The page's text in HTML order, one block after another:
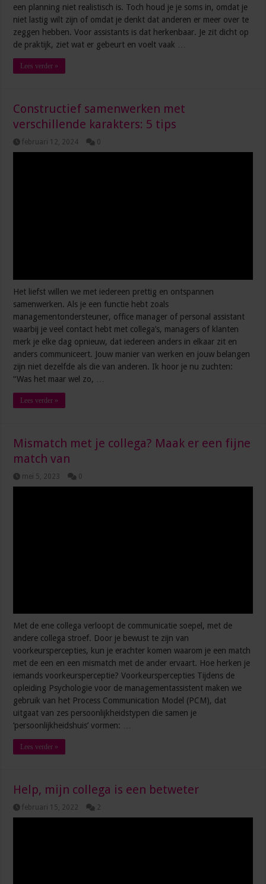
een planning niet realistisch is. Toch houd je je soms in, omdat je
niet lastig wilt zijn of omdat je denkt dat anderen er meer over te
zeggen hebben. Voor assistants is dat herkenbaar. Je zit dicht op
de praktijk, ziet wat er gebeurt en voelt vaak …
Lees verder »
Constructief samenwerken met
verschillende karakters: 5 tips
februari 12, 2024 0
Het liefst willen we met iedereen prettig en ontspannen
samenwerken. Als je een functie hebt zoals
managementondersteuner, office manager of personal assistant
waarbij je veel contact hebt met collega’s, managers of klanten
merk je elke dag opnieuw, dat iedereen anders in elkaar zit en
anders communiceert. Jouw manier van werken en jouw belangen
zijn niet dezelfde als die van anderen. Ik hoor je nu zuchten:
“Was het maar wel zo, …
Lees verder »
Mismatch met je collega? Maak er een fijne
match van
mei 5, 2023 0
Met de ene collega verloopt de communicatie soepel, met de
andere collega stroef. Door je bewust te zijn van
voorkeurspercepties, kun je erachter komen waarom je een match
met de een en een mismatch met de ander ervaart. Hoe herken je
iemands voorkeursperceptie? Voorkeurspercepties Tijdens de
opleiding Psychologie voor de managementassistent maken we
gebruik van het Process Communication Model (PCM), dat
uitgaat van zes persoonlijkheidstypen die samen je
‘persoonlijkheidshuis’ vormen: …
Lees verder »
Help, mijn collega is een betweter
februari 15, 2022 2